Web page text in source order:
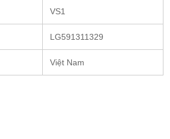
VS1
LG591311329
Việt Nam